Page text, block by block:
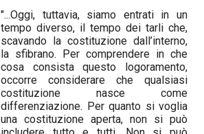
"...Oggi, tuttavia, siamo entrati in un
tempo diverso, il tempo dei tarli che,
scavando la costituzione dall’interno,
la sfibrano. Per comprendere in che
cosa consista questo logoramento,
occorre considerare che qualsiasi
costituzione nasce come
differenziazione. Per quanto si voglia
una costituzione aperta, non si può